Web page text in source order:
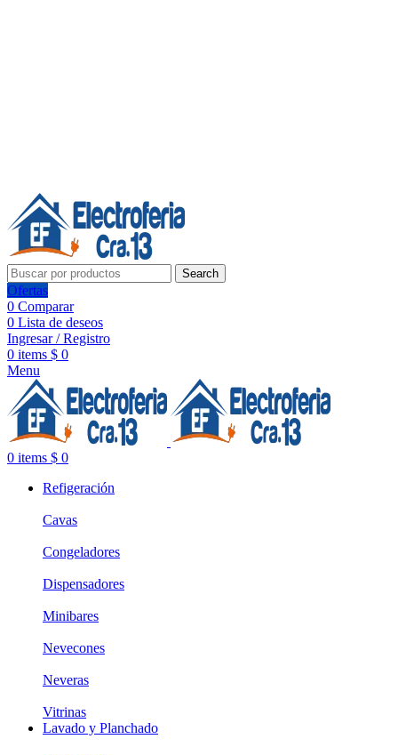
Search
Ofertas
0 Comparar
0 Lista de deseos
Ingresar / Registro
0 items $ 0
Menu
0 items $ 0
Refigeración
Cavas
Congeladores
Dispensadores
Minibares
Nevecones
Neveras
Vitrinas
Lavado y Planchado